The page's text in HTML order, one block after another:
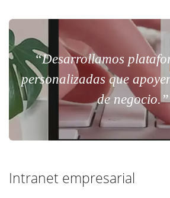
“Desarrollamos
personalizadas que
de negocio.”
Intranet empresarial